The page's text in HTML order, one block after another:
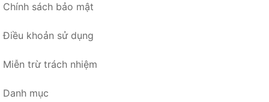
Chính sách bảo mật
Điều khoản sử dụng
Miễn trừ trách nhiệm
Danh mục